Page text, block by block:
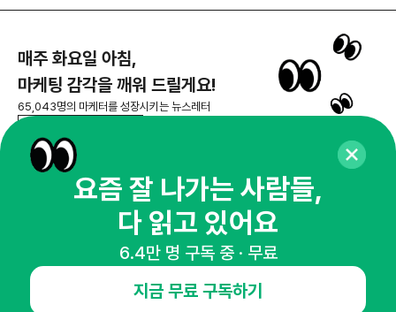
매주 화요일 아침,
마케팅 감각을 깨워 드릴게요!
65,043명의 마케터를 성장시키는 뉴스레터
오픈애즈란
인사이터 신청
뉴스레터
요즘 잘 나가는 사람들,
다 읽고 있어요
6.4만 명 구독 중 · 무료
지금 무료 구독하기